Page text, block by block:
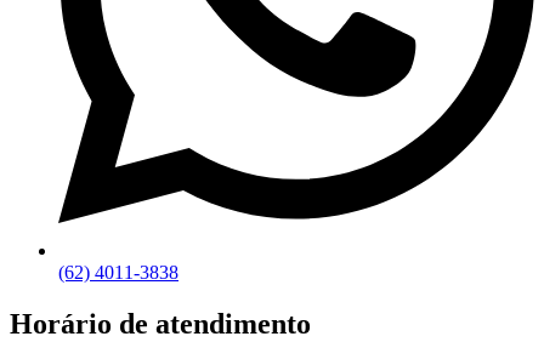
(62) 4011-3838
Horário de atendimento